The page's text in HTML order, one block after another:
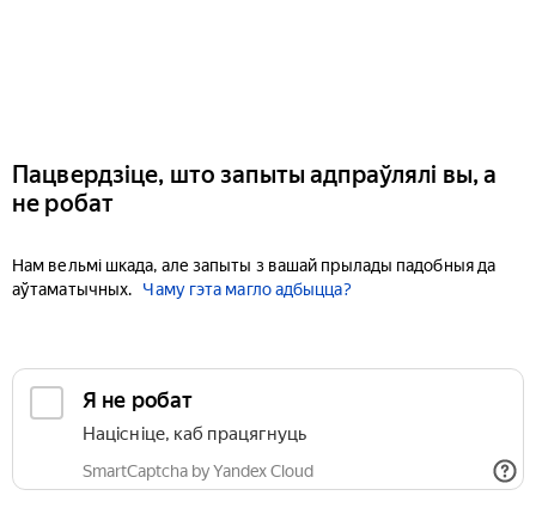
Пацвердзіце, што запыты адпраўлялі вы, а
не робат
Нам вельмі шкада, але запыты з вашай прылады падобныя да
аўтаматычных.
Чаму гэта магло адбыцца?
Я не робат
Націсніце, каб працягнуць
SmartCaptcha by Yandex Cloud